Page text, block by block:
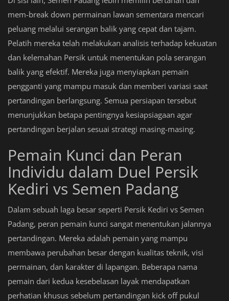
mem-break down permainan lawan sementara mencari
peluang melalui serangan balik yang cepat dan tajam.
Pelatih mereka telah melakukan analisis terhadap kekuatan
dan kelemahan Persik untuk menentukan pola serangan
balik yang efektif. Mereka juga menyiapkan pemain
pengganti yang mampu masuk dan memberi variasi saat
pertandingan berlangsung. Semua persiapan tersebut
menunjukkan betapa pentingnya kesiapsiagaan agar
pertandingan berjalan sesuai strategi masing-masing.
Pemain Kunci dan Peran
Individu dalam Duel Persik
Kediri vs Semen Padang
Dalam sebuah laga besar seperti Persik Kediri vs Semen
Padang, peran pemain kunci sangat menentukan jalannya
pertandingan. Mereka adalah pemain yang mampu
membawa perubahan besar dengan kualitas teknik, visi
permainan, dan karakter di lapangan. Beberapa nama
pemain dari kedua kesebelasan layak mendapatkan
perhatian khusus sebelum pertandingan kick off pukul